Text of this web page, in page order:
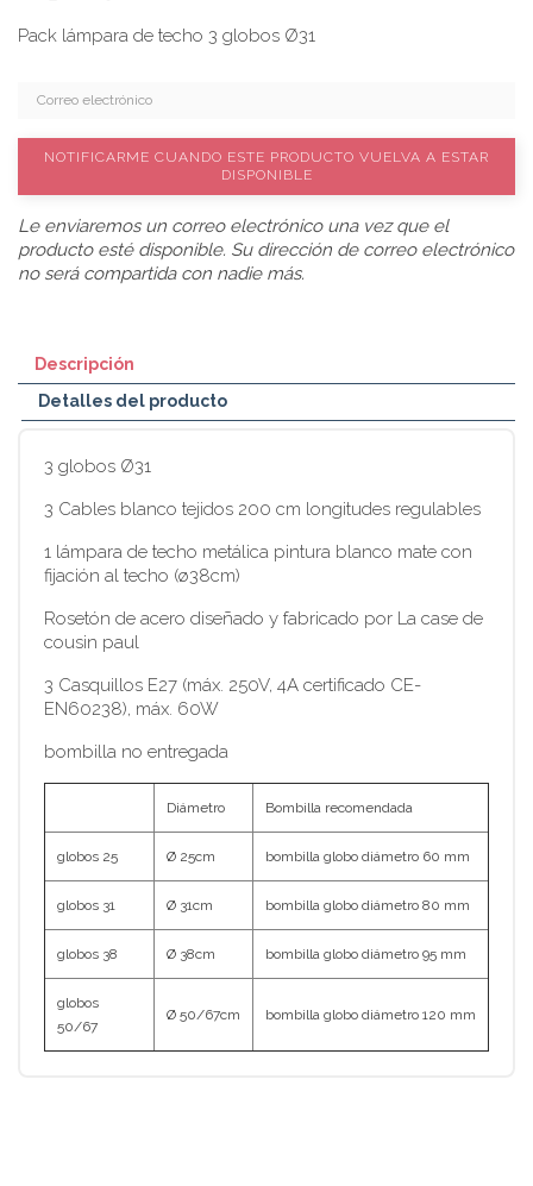
Pack lámpara de techo 3 globos Ø31
NOTIFICARME CUANDO ESTE PRODUCTO VUELVA A ESTAR
DISPONIBLE
Le enviaremos un correo electrónico una vez que el
producto esté disponible. Su dirección de correo electrónico
no será compartida con nadie más.
Descripción
Detalles del producto
3 globos Ø31
3 Cables blanco tejidos 200 cm longitudes regulables
1 lámpara de techo metálica pintura blanco mate con
fijación al techo (ø38cm)
Rosetón de acero diseñado y fabricado por La case de
cousin paul
3 Casquillos E27 (máx. 250V, 4A certificado CE-
EN60238), máx. 60W
bombilla no entregada
Diámetro Bombilla recomendada
globos 25 Ø 25cm bombilla globo diámetro 60 mm
globos 31 Ø 31cm bombilla globo diámetro 80 mm
globos 38 Ø 38cm bombilla globo diámetro 95 mm
globos
50/67
Ø 50/67cm bombilla globo diámetro 120 mm